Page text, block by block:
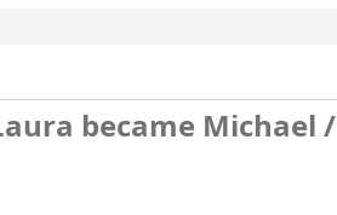
became Michael /